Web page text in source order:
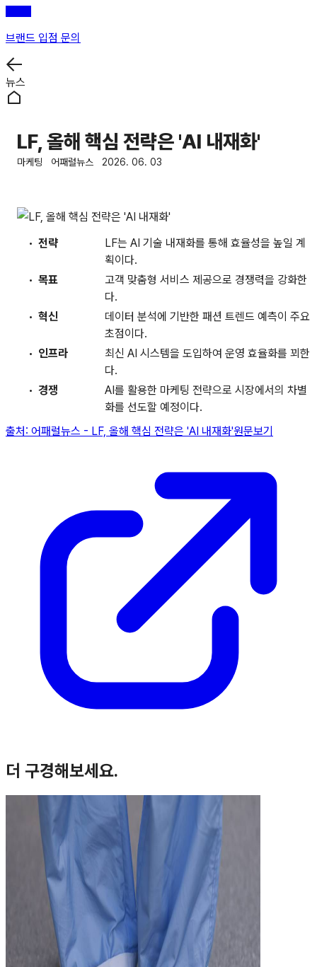
브랜드 입점 문의
뉴스
LF, 올해 핵심 전략은 'AI 내재화'
마케팅 어패럴뉴스 2026. 06. 03
전략
LF는 AI 기술 내재화를 통해 효율성을 높일 계
획이다.
목표
고객 맞춤형 서비스 제공으로 경쟁력을 강화한
다.
혁신
데이터 분석에 기반한 패션 트렌드 예측이 주요
초점이다.
인프라
최신 AI 시스템을 도입하여 운영 효율화를 꾀한
다.
경쟁
AI를 활용한 마케팅 전략으로 시장에서의 차별
화를 선도할 예정이다.
출처: 어패럴뉴스 - LF, 올해 핵심 전략은 'AI 내재화'원문보기
더 구경해보세요.